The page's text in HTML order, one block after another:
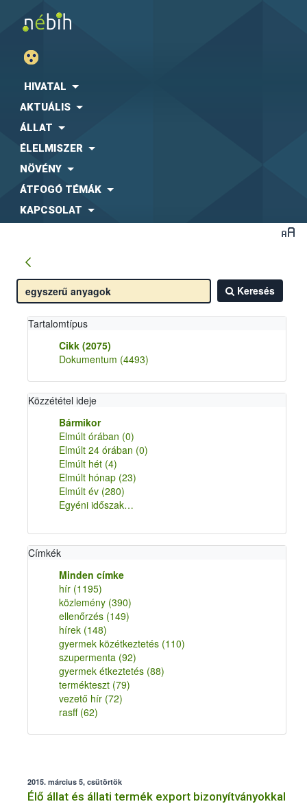
HIVATAL
AKTUÁLIS
ÁLLAT
ÉLELMISZER
NÖVÉNY
ÁTFOGÓ TÉMÁK
KAPCSOLAT
Keresés
Tartalomtípus
Cikk (2075)
Dokumentum (4493)
Közzététel ideje
Bármikor
Elmúlt órában (0)
Elmúlt 24 órában (0)
Elmúlt hét (4)
Elmúlt hónap (23)
Elmúlt év (280)
Egyéni időszak…
Címkék
Minden címke
hír (1195)
közlemény (390)
ellenőrzés (149)
hírek (148)
gyermek közétkeztetés (110)
szupermenta (92)
gyermek étkeztetés (88)
termékteszt (79)
vezető hír (72)
rasff (62)
2015. március 5, csütörtök
Élő állat és állati termék export bizonyítványokkal